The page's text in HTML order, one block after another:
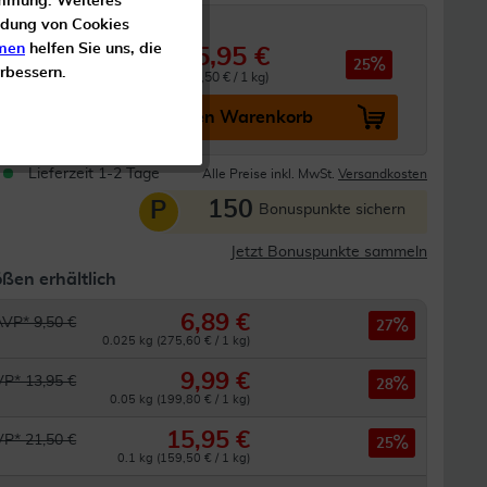
21,50 € 15,95 €
0.1 kg (159,50 € / 1 kg)
25
In den Warenkorb
Lieferzeit 1-2 Tage Alle Preise inkl. MwSt. Versandkosten
P 150 Bonuspunkte sichern
Jetzt Bonuspunkte sammeln
erhältlich
9,50 € 6,89 €
0.025 kg (275,60 € / 1 kg)
27
13,95 € 9,99 €
0.05 kg (199,80 € / 1 kg)
28
21,50 € 15,95 €
0.1 kg (159,50 € / 1 kg)
25
von Cookies
helfen Sie uns, die